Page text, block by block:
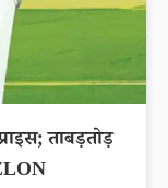
ताबड़तोड़